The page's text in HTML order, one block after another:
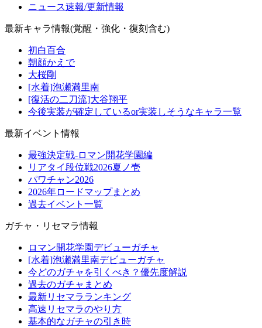
ニュース速報/更新情報
最新キャラ情報(覚醒・強化・復刻含む)
初白百合
朝顔かえで
大桜剛
[水着]泡瀬満里南
[復活の二刀流]大谷翔平
今後実装が確定しているor実装しそうなキャラ一覧
最新イベント情報
最強決定戦-ロマン開花学園編
リアタイ段位戦2026夏ノ壱
パワチャン2026
2026年ロードマップまとめ
過去イベント一覧
ガチャ・リセマラ情報
ロマン開花学園デビューガチャ
[水着]泡瀬満里南デビューガチャ
今どのガチャを引くべき？優先度解説
過去のガチャまとめ
最新リセマラランキング
高速リセマラのやり方
基本的なガチャの引き時